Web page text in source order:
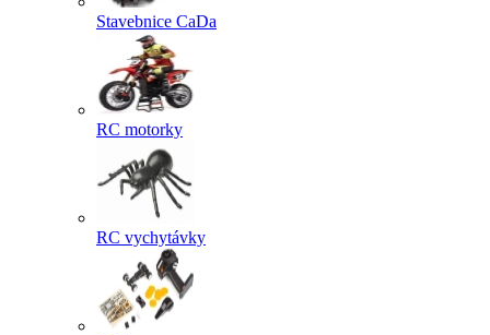
Stavebnice CaDa
RC motorky
RC vychytávky